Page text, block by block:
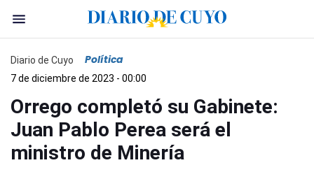
Diario de Cuyo Política
7 de diciembre de 2023 - 00:00
Orrego completó su Gabinete:
Juan Pablo Perea será el
ministro de Minería